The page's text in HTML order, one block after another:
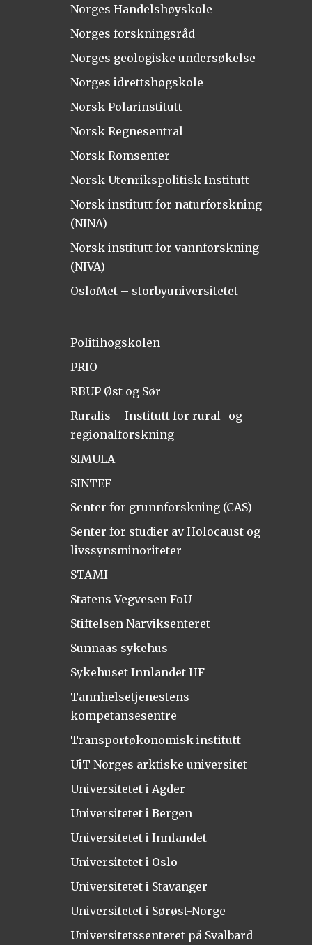
Norges Handelshøyskole
Norges forskningsråd
Norges geologiske undersøkelse
Norges idrettshøgskole
Norsk Polarinstitutt
Norsk Regnesentral
Norsk Romsenter
Norsk Utenrikspolitisk Institutt
Norsk institutt for naturforskning
(NINA)
Norsk institutt for vannforskning
(NIVA)
OsloMet – storbyuniversitetet
Politihøgskolen
PRIO
RBUP Øst og Sør
Ruralis – Institutt for rural- og
regionalforskning
SIMULA
SINTEF
Senter for grunnforskning (CAS)
Senter for studier av Holocaust og
livssynsminoriteter
STAMI
Statens Vegvesen FoU
Stiftelsen Narviksenteret
Sunnaas sykehus
Sykehuset Innlandet HF
Tannhelsetjenestens
kompetansesentre
Transportøkonomisk institutt
UiT Norges arktiske universitet
Universitetet i Agder
Universitetet i Bergen
Universitetet i Innlandet
Universitetet i Oslo
Universitetet i Stavanger
Universitetet i Sørøst-Norge
Universitetssenteret på Svalbard